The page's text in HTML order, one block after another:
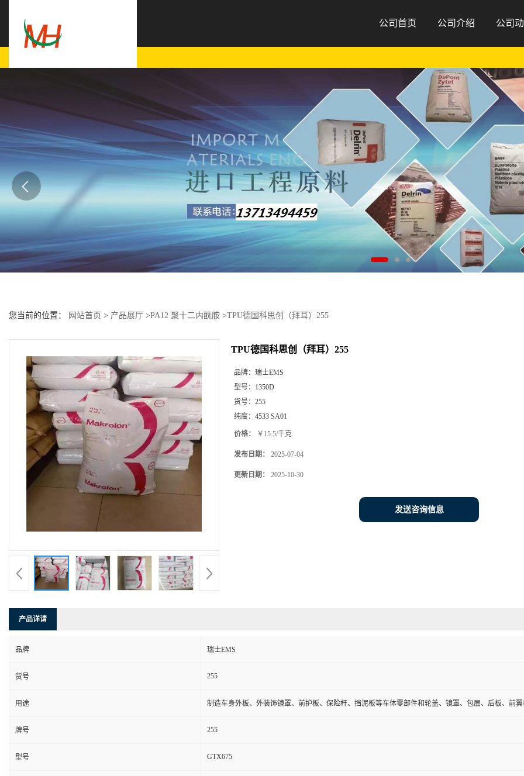
公司首页 公司介绍 公司
您当前的位置： 网站首页 > 产品展厅 >PA12 聚十二内酰胺 >TPU德国科思创（拜耳）255
TPU德国科思创（拜耳）255
品牌： 瑞士EMS
型号： 1350D
货号： 255
纯度： 4533 SA01
价格： ￥15.5/千克
发布日期： 2025-07-04
更新日期： 2025-10-30
发送咨询信息
产品详请
品牌 瑞士EMS
货号 255
用途 制造车身外板、外装饰镜罩、前护板、保险杆、挡泥板等车体零部件和轮盖、镜罩、包层、后板、前
牌号 255
型号 GTX675